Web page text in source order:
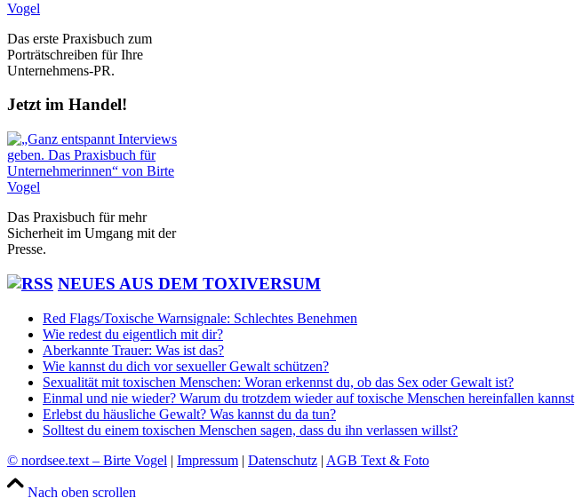
Das erste Praxisbuch zum
Porträtschreiben für Ihre
Unternehmens-PR.
Jetzt im Handel!
Das Praxisbuch für mehr
Sicherheit im Umgang mit der
Presse.
NEUES AUS DEM TOXIVERSUM
Red Flags/Toxische Warnsignale: Schlechtes Benehmen
Wie redest du eigentlich mit dir?
Aberkannte Trauer: Was ist das?
Wie kannst du dich vor sexueller Gewalt schützen?
Sexualität mit toxischen Menschen: Woran erkennst du, ob das Sex oder Gewalt ist?
Einmal und nie wieder? Warum du trotzdem wieder auf toxische Menschen hereinfallen kannst
Erlebst du häusliche Gewalt? Was kannst du da tun?
Solltest du einem toxischen Menschen sagen, dass du ihn verlassen willst?
© nordsee.text – Birte Vogel | Impressum | Datenschutz | AGB Text & Foto
Nach oben scrollen